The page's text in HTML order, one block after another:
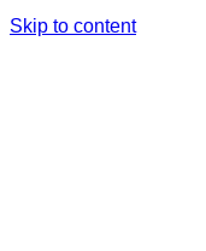
Skip to content